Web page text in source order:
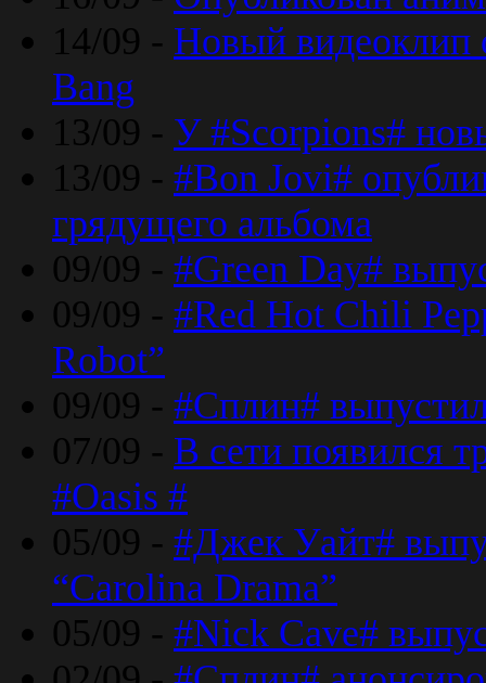
14/09 - Новый видеоклип
Bang
13/09 - У #Scorpions#
13/09 - #Bon Jovi#
грядущего альбома
09/09 - #Green Day#
09/09 - #Red Hot Chili
Robot”
09/09 - #Сплин#
07/09 - В сети появился
#Oasis #
05/09 - #Джек Уайт#
“Carolina Drama”
05/09 - #Nick Cave#